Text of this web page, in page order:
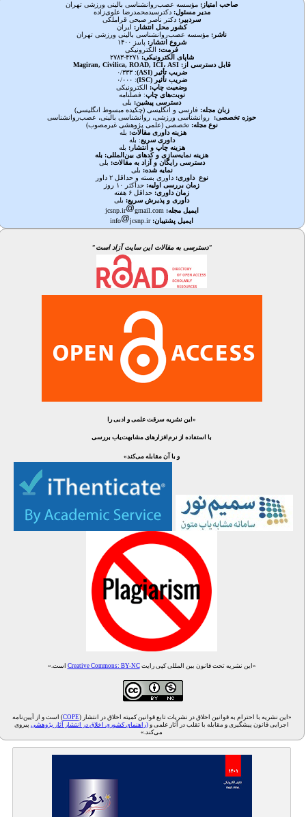
صاحب امتیاز: مؤسسه عصب‌روانشناسی بالینی ورزشی تهران
مدیر مسئول:دکترسیدمحمدرضا علوی‌زاده
سردبیر: دکتر ناصر صبحی قراملکی
کشور محل انتشار: ایران
ناشر: مؤسسه عصب‌روانشناسی بالینی ورزشی تهران
شروع انتشار: پاییز ۱۴۰۰
فرمت: الکترونیکی
شاپای الکترونیکی: ۲‪۷۸۳-۴۲۷۱
قابل دسترسی از: Magiran, Civilica, ROAD, ICI، ASI
ضریب تأثیر
: ۰/۳۳۳
ضریب تأثیر
: ۰/۰۰۰
وضعیت چاپ: الکترونیکی
نوبت‌های چاپ: فصلنامه
دسترسی پیشین: بلی
زبان مجله:فارسی و انگلیسی (چکیده مبسوط انگلیسی)
حوزه تخصصی : روانشناسی ورزشی، روانشناسی بالینی، عصب‌روانشناسی
نوع مجله:تخصصی (علمی پژوهشی غیرمصوب)
هزینه داوری مقالات: بله
داوری سریع: بله
هزینه چاپ و انتشار: بله
هزینه نمایه‌سازی و کدهای بین‌المللی: بله
دسترسی رایگان و آزاد به مقالات: بلی
نمایه شده: بلی
نوع داوری: داوری بسته و حداقل ۲ داور
زمان بررسی اولیه: حداکثر ۱۰ روز
زمان داوری: حداقل ۶ هفته
داوری و پذیرش سریع: بلی
ایمیل مجله:
jcsnp.ir
gmail.com
ایمیل پشتیبان:
info jcsnp.ir
"دسترسی به مقالات این سایت آزاد است"
«این نشریه سرقت علمی و ادبی را
با استفاده از نرم‌افزارهای مشابهت‌یاب بررسی
و با آن مقابله می‌کند»
«این نشریه تحت قانون بین المللی کپی رایتCreative Commons: BY-NCاست.»
«این نشریه با احترام به قوانین اخلاق در نشریات تابع قوانین کمیته اخلاق در انتشار ( COPE) است و از آیین‌نامه
اجرایی قانون پیشگیری و مقابله با تقلب در آثار علمی و(راهنمای کشوری اخلاق در انتشار آثار پژوهشی پیروی
می‌کند.»